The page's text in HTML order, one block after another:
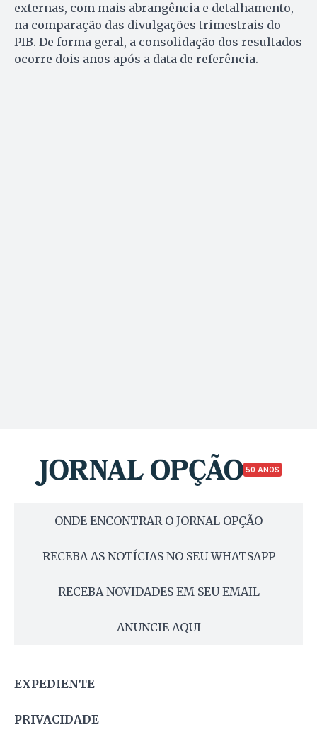
externas, com mais abrangência e detalhamento,
na comparação das divulgações trimestrais do
PIB. De forma geral, a consolidação dos resultados
ocorre dois anos após a data de referência.
50 ANOS
ONDE ENCONTRAR O JORNAL OPÇÃO
RECEBA AS NOTÍCIAS NO SEU WHATSAPP
RECEBA NOVIDADES EM SEU EMAIL
ANUNCIE AQUI
EXPEDIENTE
PRIVACIDADE